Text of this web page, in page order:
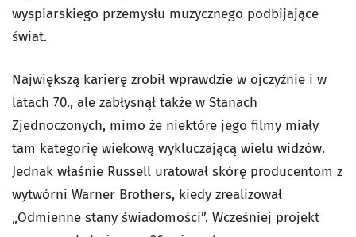
wyspiarskiego przemysłu muzycznego podbijające
świat.
Największą karierę zrobił wprawdzie w ojczyźnie i w
latach 70., ale zabłysnął także w Stanach
Zjednoczonych, mimo że niektóre jego filmy miały
tam kategorię wiekową wykluczającą wielu widzów.
Jednak właśnie Russell uratował skórę producentom z
wytwórni Warner Brothers, kiedy zrealizował
„Odmienne stany świadomości”. Wcześniej projekt